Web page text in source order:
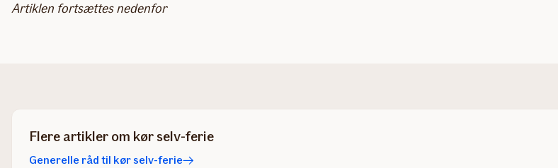
Artiklen fortsættes nedenfor
Flere artikler om kør selv-ferie
Generelle råd til kør selv-ferie